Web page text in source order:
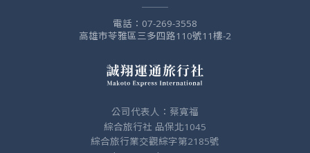
電話： 07-269-3558
高雄市苓雅區三多四路110號11樓-2
公司代表人：蔡寬福
綜合旅行社 品保北1045
綜合旅行業交觀綜字第2185號